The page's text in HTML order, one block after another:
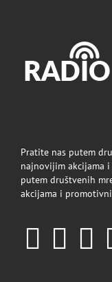
Pratite nas putem
najnovijim akcijama
putem društvenih
akcijama i